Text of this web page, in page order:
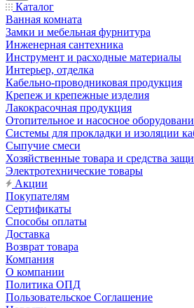
Каталог
Ванная комната
Замки и мебельная фурнитура
Инженерная сантехника
Инструмент и расходные материалы
Интерьер, отделка
Кабельно-проводниковая продукция
Крепеж и крепежные изделия
Лакокрасочная продукция
Отопительное и насосное
Системы для прокладки и изоляции
Сыпучие смеси
Хозяйственные товара и средства
Электротехнические товары
Акции
Покупателям
Сертификаты
Способы оплаты
Доставка
Возврат товара
Компания
О компании
Политика ОПД
Пользовательское Соглашение